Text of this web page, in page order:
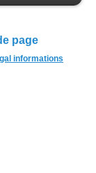
page
informations